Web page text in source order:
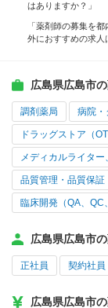
はありますか？」
「薬剤師の募集を
外におすすめの求人
広島県広島市
調剤薬局 病院・
ドラッグストア（
メディカルライタ
品質管理・品質保証
臨床開発（QA、QC
広島県広島市
正社員 契約社員
広島県広島市